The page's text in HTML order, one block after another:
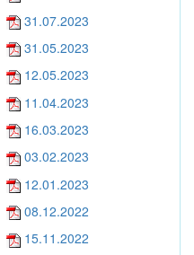
31.07.2023
31.05.2023
12.05.2023
11.04.2023
16.03.2023
03.02.2023
12.01.2023
08.12.2022
15.11.2022